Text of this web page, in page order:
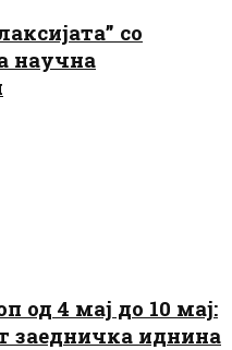
со
научна
од 4 мај до 10 мај:
заедничка иднина